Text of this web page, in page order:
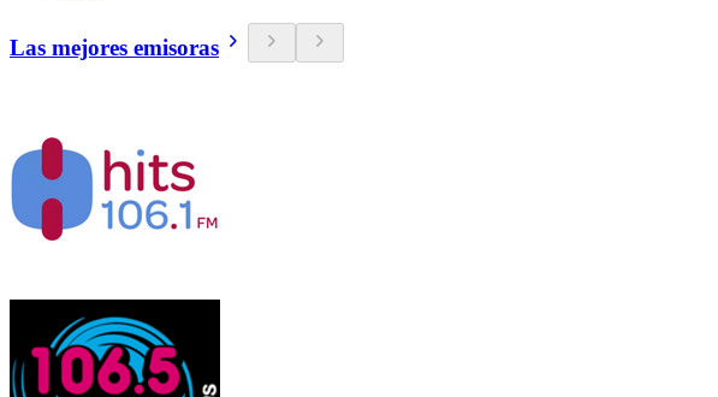
Las mejores emisoras